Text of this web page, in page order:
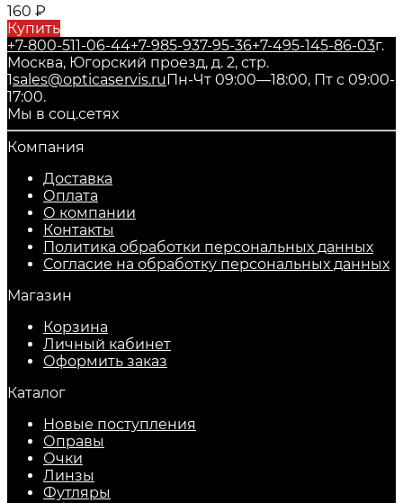
160 ₽
Купить
+7-800-511-06-44+7-985-937-95-36+7-495-145-86-03г.
Москва, Югорский проезд, д. 2, стр.
1sales@opticaservis.ruПн-Чт 09:00—18:00, Пт с 09:00-
17:00.
Мы в соц.сетях
Компания
Доставка
Оплата
О компании
Контакты
Политика обработки персональных данных
Согласие на обработку персональных данных
Магазин
Корзина
Личный кабинет
Оформить заказ
Каталог
Новые поступления
Оправы
Очки
Линзы
Футляры